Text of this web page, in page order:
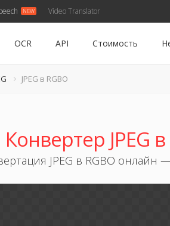
Video Translator
OCR API Стоимость
JPEG в RGBO
Конвертер JPEG в
JPEG в RGBO онлайн